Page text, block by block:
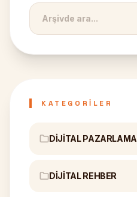
KATEGORILER
DIJITAL PAZARLAMA
DIJITAL REHBER